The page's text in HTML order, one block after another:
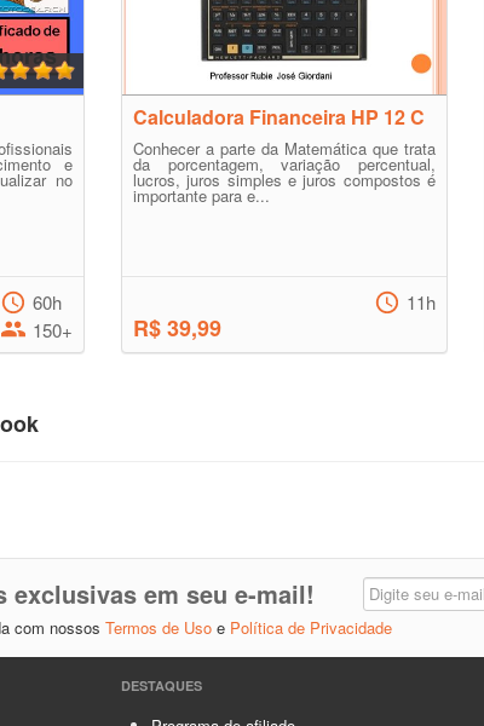
e
no
60h
150+
Calculadora Financeira HP 12 C
Conhecer a parte da Matemática que trata
da porcentagem, variação percentual,
lucros, juros simples e juros compostos é
importante para e...
R$ 39,99
11h
exclusivas em seu e-mail!
com nossos Termos de Uso e Política de Privacidade
DESTAQUES